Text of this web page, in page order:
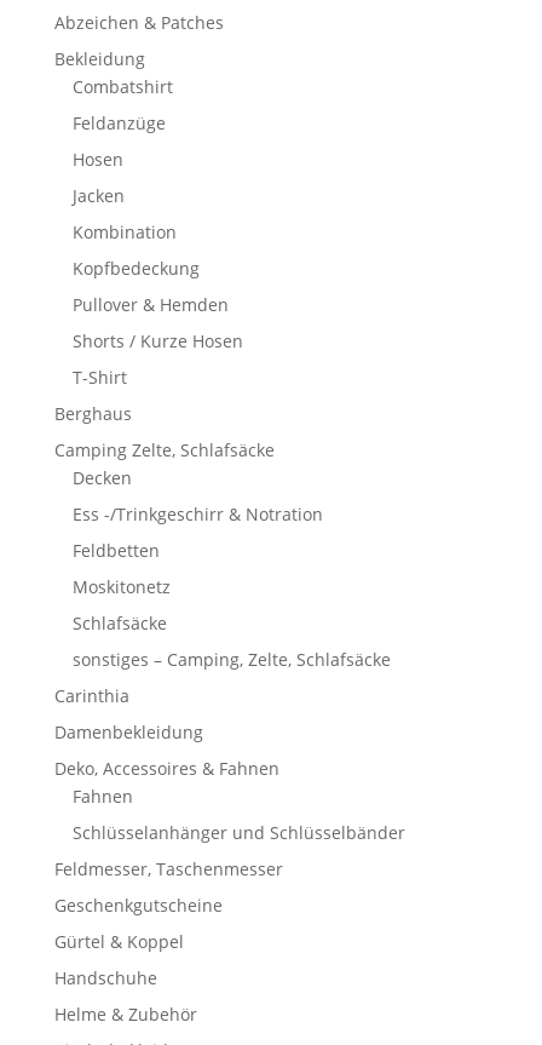
Abzeichen & Patches
Bekleidung
Combatshirt
Feldanzüge
Hosen
Jacken
Kombination
Kopfbedeckung
Pullover & Hemden
Shorts / Kurze Hosen
T-Shirt
Berghaus
Camping Zelte, Schlafsäcke
Decken
Ess -/Trinkgeschirr & Notration
Feldbetten
Moskitonetz
Schlafsäcke
sonstiges – Camping, Zelte, Schlafsäcke
Carinthia
Damenbekleidung
Deko, Accessoires & Fahnen
Fahnen
Schlüsselanhänger und Schlüsselbänder
Feldmesser, Taschenmesser
Geschenkgutscheine
Gürtel & Koppel
Handschuhe
Helme & Zubehör